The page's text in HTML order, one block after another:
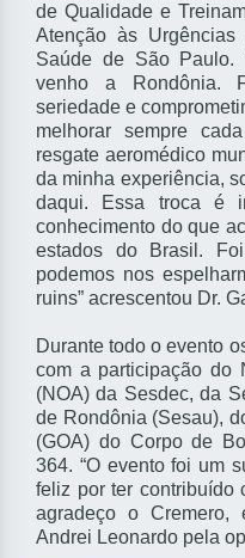
de Qualidade e
Atenção às
Saúde de São
venho a Rondônia.
seriedade e
melhorar sempre
resgate aeromédico
da minha experiência,
daqui. Essa troca é
conhecimento do que
estados do Brasil.
podemos nos
ruins” acrescentou Dr.
Durante todo o evento
com a participação do
(NOA) da Sesdec, da
de Rondônia (Sesau),
(GOA) do Corpo de
364. “O evento foi um
feliz por ter contribuído
agradeço o Cremero,
Andrei Leonardo pela